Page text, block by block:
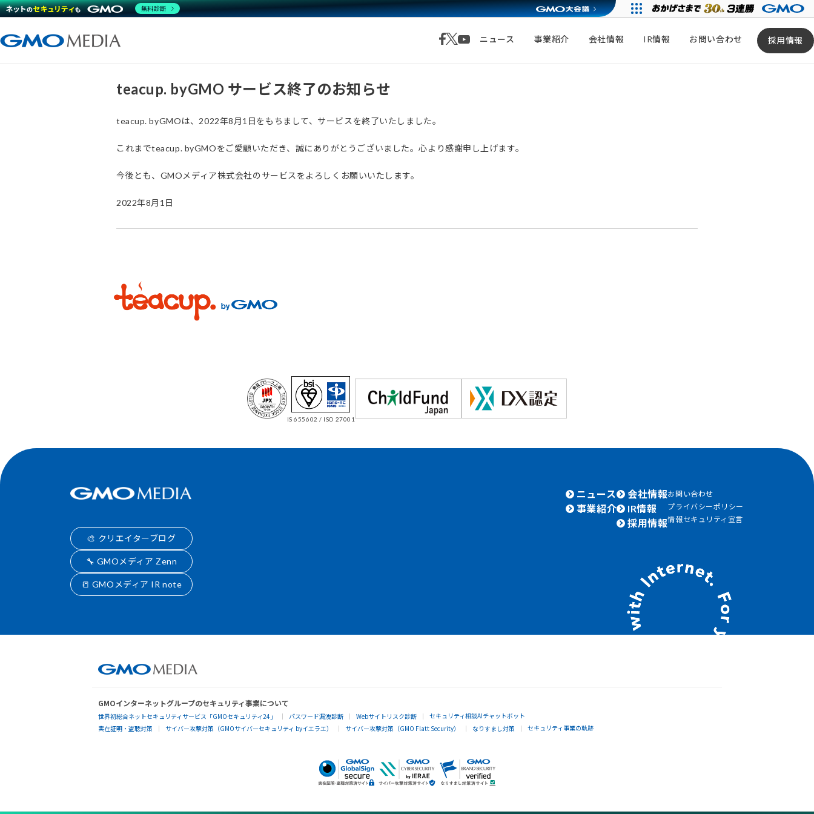
ニュース 事業紹介 会社情報 IR情報 お問い合わせ 採用情報
teacup. byGMO サービス終了のお知らせ
teacup. byGMOは、2022年8月1日をもちまして、サービスを終了いたしました。
これまでteacup. byGMOをご愛顧いただき、誠にありがとうございました。心より感謝申し上げます。
今後とも、GMOメディア株式会社のサービスをよろしくお願いいたします。
2022年8月1日
IS 655602 / ISO 27001
🎨 クリエイターブログ
🔧 GMOメディア Zenn
📒 GMOメディア IR note
ニュース
事業紹介
会社情報
IR情報
採用情報
お問い合わせ
プライバシーポリシー
情報セキュリティ宣言
GMOインターネットグループのセキュリティ事業について
世界初総合ネットセキュリティサービス「GMOセキュリティ24」 パスワード漏洩診断 Webサイトリスク診断
セキュリティ相談AIチャットボット
実在証明・盗聴対策
サイバー攻撃対策（GMOサイバーセキュリティ byイエラエ） サイバー攻撃対策（GMO Flatt Security） なりすまし対策 セキュリティ事業の軌跡
無料診断